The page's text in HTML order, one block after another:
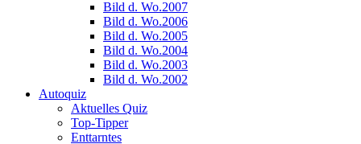
Bild d. Wo.2007
Bild d. Wo.2006
Bild d. Wo.2005
Bild d. Wo.2004
Bild d. Wo.2003
Bild d. Wo.2002
Autoquiz
Aktuelles Quiz
Top-Tipper
Enttarntes